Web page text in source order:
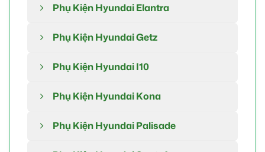
Phụ Kiện Hyundai Elantra
Phụ Kiện Hyundai Getz
Phụ Kiện Hyundai I10
Phụ Kiện Hyundai Kona
Phụ Kiện Hyundai Palisade